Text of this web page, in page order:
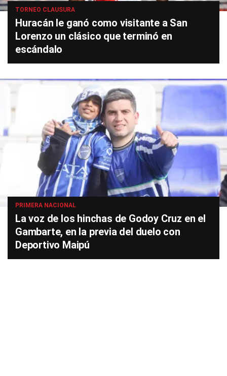
TORNEO CLAUSURA
Huracán le ganó como visitante a San
Lorenzo un clásico que terminó en
escándalo
PRIMERA NACIONAL
La voz de los hinchas de Godoy Cruz en el
Gambarte, en la previa del duelo con
Deportivo Maipú